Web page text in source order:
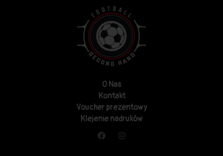
O Nas
Kontakt
Voucher prezentowy
Klejenie nadruków